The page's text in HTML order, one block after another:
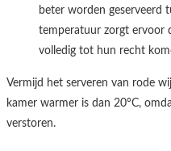
beter worden geserveerd
temperatuur zorgt ervoor
volledig tot hun recht
Vermijd het serveren van rode
kamer warmer is dan 20°C,
verstoren.